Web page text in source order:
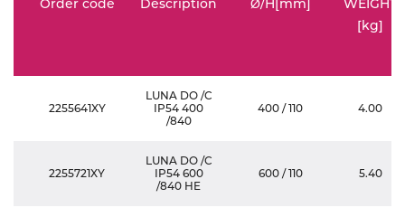
Order code Description Ø/H[mm]
WEIGHT
[kg]
2255641XY
LUNA DO /C
IP54 400
/840
400 / 110 4.00
2255721XY
LUNA DO /C
IP54 600
/840 HE
600 / 110 5.40